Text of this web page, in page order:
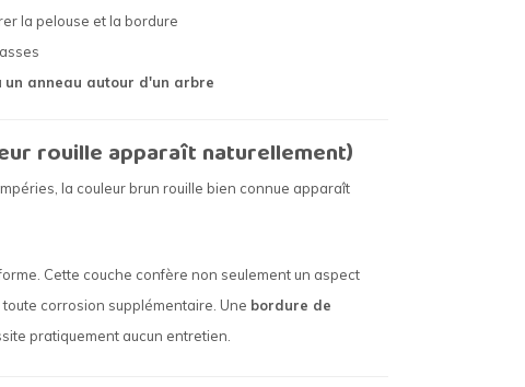
la pelouse et la bordure
un anneau autour d'un arbre
rouille apparaît naturellement)
la couleur brun rouille bien connue apparaît
Cette couche confère non seulement un aspect
corrosion supplémentaire. Une bordure de
pratiquement aucun entretien.